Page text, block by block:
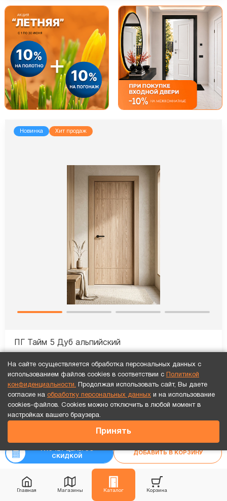
Главная Магазины Каталог Корзина
Точный расчет за 10 минут по СМС или телефону!
РАСЧЕТ ЦЕНЫ СО
СКИДКОЙ
ДОБАВИТЬ В КОРЗИНУ
Новинка Хит продаж
ПГ Тайм 5 Дуб альпийский
47 761₽
Рассчитать цену«под ключ»
На сайте осуществляется обработка персональных данных с
использованием файлов cookies в соответствии с
Политикой
конфиденциальности. Продолжая использовать сайт, Вы даете
согласие на обработку персональных данных и на использование
cookies-файлов. Cookies можно отключить в любой момент в
настройках вашего браузера.
Принять